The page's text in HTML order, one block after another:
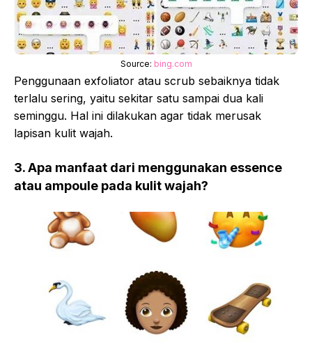
Source: bing.com
Penggunaan exfoliator atau scrub sebaiknya tidak
terlalu sering, yaitu sekitar satu sampai dua kali
seminggu. Hal ini dilakukan agar tidak merusak
lapisan kulit wajah.
3. Apa manfaat dari menggunakan essence
atau ampoule pada kulit wajah?